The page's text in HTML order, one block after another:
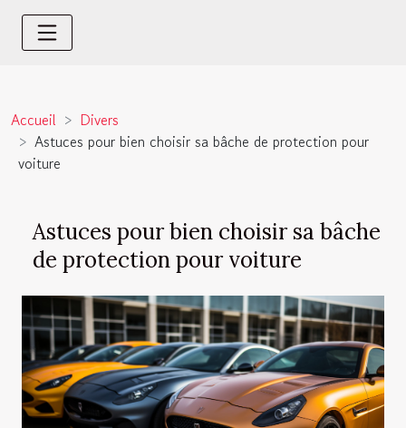
Accueil
Divers
Astuces pour bien choisir sa bâche de protection pour
voiture
Astuces pour bien choisir sa bâche
de protection pour voiture